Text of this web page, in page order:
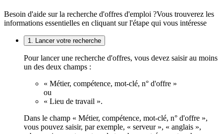
Besoin d'aide sur la recherche d'offres d'emploi ?Vous trouverez les
informations essentielles en cliquant sur l'étape qui vous intéresse
1. Lancer votre recherche
Pour lancer une recherche d'offres, vous devez saisir au moins
un des deux champs :
« Métier, compétence, mot-clé, n° d'offre »
ou
« Lieu de travail ».
Dans le champ « Métier, compétence, mot-clé, n° d'offre »,
vous pouvez saisir, par exemple, « serveur », « anglais »,